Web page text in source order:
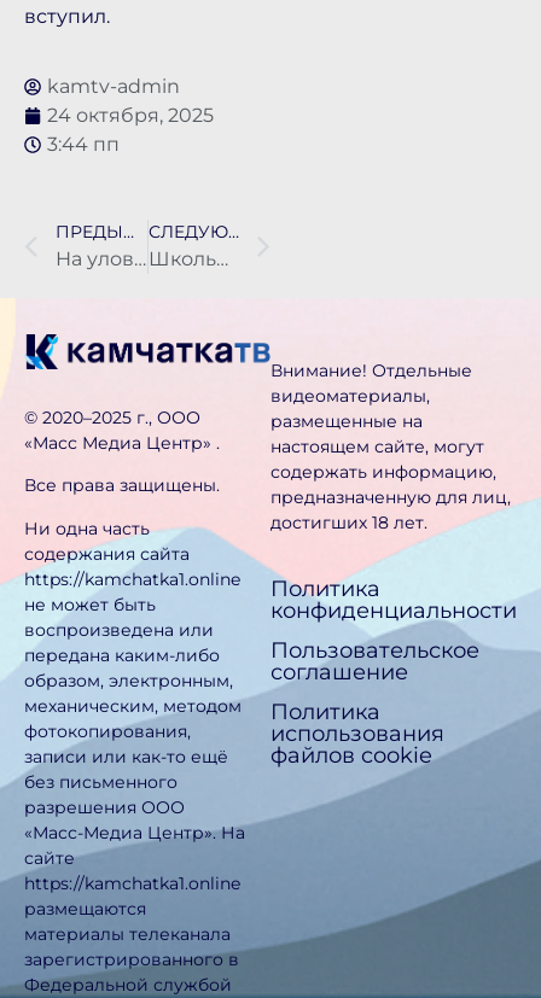
вступил.
kamtv-admin
24 октября, 2025
3:44 пп
ПРЕДЫДУЩАЯ НОВОСТЬ
На уловки мошенника из Нефтекамска попался 80-летний житель Вилючинска
СЛЕДУЮЩАЯ НОВОСТЬ
Школьники из Петропавловска-Камчатского узнали о ИИ-агентах
©️ 2020–2025 г., ООО
«Масс Медиа Центр» .
Все права защищены.
Ни одна часть
содержания сайта
https://kamchatka1.online
не может быть
воспроизведена или
передана каким-либо
образом, электронным,
механическим, методом
фотокопирования,
записи или как-то ещё
без письменного
разрешения ООО
«Масс-Медиа Центр». На
сайте
https://kamchatka1.online
размещаются
материалы телеканала
зарегистрированного в
Федеральной службой
Внимание! Отдельные
видеоматериалы,
размещенные на
настоящем сайте, могут
содержать информацию,
предназначен­ную для лиц,
достигших 18 лет.
Политика
конфиденциальности
Пользовательское
соглашение
Политика
использования
файлов cookie